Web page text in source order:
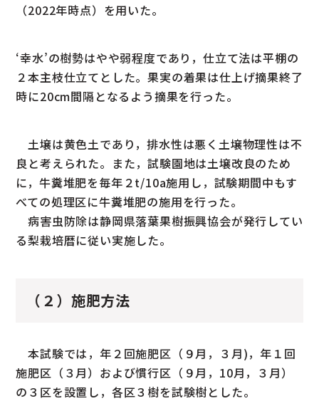
（2022年時点）を用いた。
‘幸水’の樹勢はやや弱程度であり，仕立て法は平棚の
２本主枝仕立てとした。果実の着果は仕上げ摘果終了
時に20cm間隔となるよう摘果を行った。
土壌は黄色土であり，排水性は悪く土壌物理性は不
良と考えられた。また，試験園地は土壌改良のため
に，牛糞堆肥を毎年２t/10a施用し，試験期間中もす
べての処理区に牛糞堆肥の施用を行った。
病害虫防除は静岡県落葉果樹振興協会が発行してい
る梨栽培暦に従い実施した。
（２）施肥方法
本試験では，年２回施肥区（９月，３月)，年１回
施肥区（３月）および慣行区（９月，10月，３月）
の３区を設置し，各区３樹を試験樹とした。